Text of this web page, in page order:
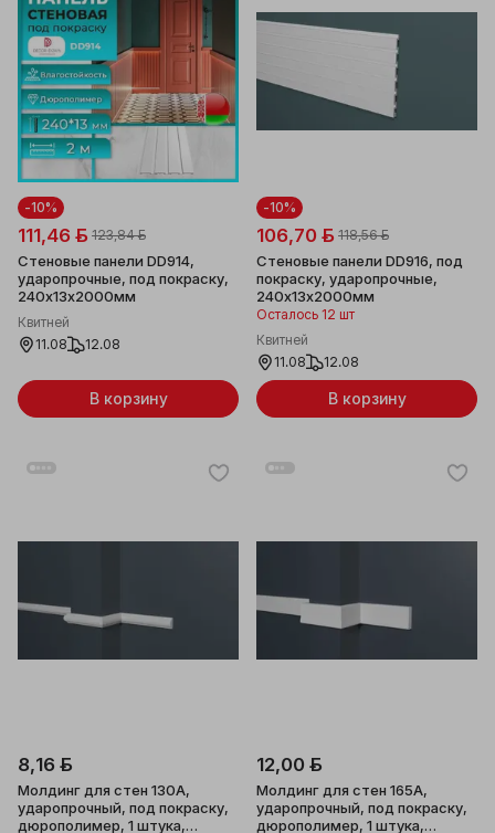
-10%
111,46 ƃ 123,84 ƃ
Стеновые панели DD914,
ударопрочные, под покраску,
240x13x2000мм
Квитней
11.08
12.08
В корзину
-10%
106,70 ƃ 118,56 ƃ
Стеновые панели DD916, под
покраску, ударопрочные,
240x13x2000мм
Осталось 12 шт
Квитней
11.08
12.08
В корзину
8,16 ƃ
Молдинг для стен 130А,
ударопрочный, под покраску,
дюрополимер, 1 штука,
12,00 ƃ
Молдинг для стен 165А,
ударопрочный, под покраску,
дюрополимер, 1 штука,